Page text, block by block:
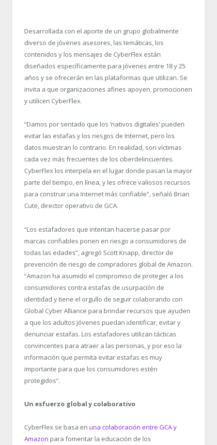
Desarrollada con el aporte de un grupo globalmente
diverso de jóvenes asesores, las temáticas, los
contenidos y los mensajes de CyberFlex están
diseñados específicamente para jóvenes entre 18 y 25
años y se ofrecerán en las plataformas que utilizan. Se
invita a que organizaciones afines apoyen, promocionen
y utilicen CyberFlex.
“Damos por sentado que los ‘nativos digitales’ pueden
evitar las estafas y los riesgos de Internet, pero los
datos muestran lo contrario. En realidad, son víctimas
cada vez más frecuentes de los ciberdelincuentes.
CyberFlex los interpela en el lugar donde pasan la mayor
parte del tiempo, en línea, y les ofrece valiosos recursos
para construir una Internet más confiable”, señaló Brian
Cute, director operativo de GCA.
“Los estafadores que intentan hacerse pasar por
marcas confiables ponen en riesgo a consumidores de
todas las edades”, agregó Scott Knapp, director de
prevención de riesgo de compradores global de Amazon.
“Amazon ha asumido el compromiso de proteger a los
consumidores contra estafas de usurpación de
identidad y tiene el orgullo de seguir colaborando con
Global Cyber Alliance para brindar recursos que ayuden
a que los adultos jóvenes puedan identificar, evitar y
denunciar estafas. Los estafadores utilizan tácticas
convincentes para atraer a las personas, y por eso la
información que permita evitar estafas es muy
importante para que los consumidores estén
protegidos”.
Un esfuerzo global y colaborativo
CyberFlex se basa en una colaboración entre GCA y
Amazon para fomentar la educación de los